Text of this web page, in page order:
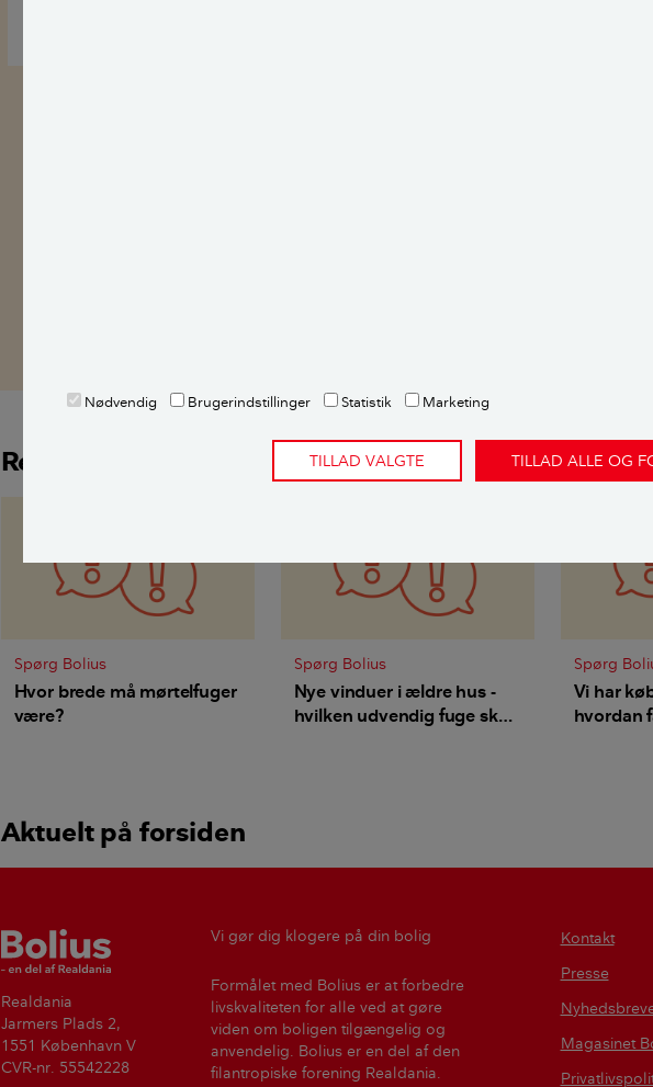
Nødvendig Brugerindstillinger Statistik Marketing
TILLAD VALGTE TILLAD ALLE OG
Relaterede artikler
Spørg Bolius
Hvor brede må mørtelfuger
være?
Spørg Bolius
Nye vinduer i ældre hus -
hvilken udvendig fuge skal
Spørg
Vi har
hvordan
Aktuelt på forsiden
Bolius
Realdania
Jarmers Plads 2,
1551 København V
CVR-nr. 55542228
Vi gør dig klogere på din bolig
Formålet med Bolius er at forbedre
livskvaliteten for alle ved at gøre
viden om boligen tilgængelig og
anvendelig. Bolius er en del af den
filantropiske forening Realdania.
Kontakt
Presse
Magasinet